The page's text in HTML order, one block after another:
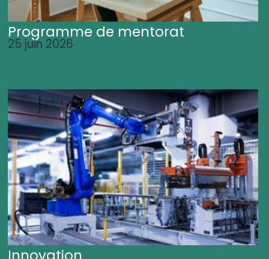
Programme de mentorat
25 juin 2026